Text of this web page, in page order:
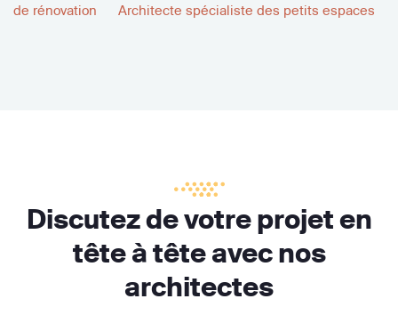
de rénovation
Architecte spécialiste des petits espaces
Discutez de votre projet en
tête à tête avec nos
architectes